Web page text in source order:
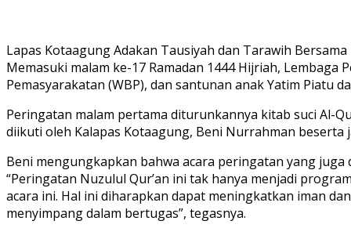
Lapas Kotaagung Adakan Tausiyah dan Tarawih Bersama
Memasuki malam ke-17 Ramadan 1444 Hijriah,
Pemasyarakatan (WBP), dan santunan anak Yatim Piatu
Peringatan malam pertama diturunkannya kitab suci Al-
diikuti oleh Kalapas Kotaagung, Beni Nurrahman
Beni mengungkapkan bahwa acara peringatan yang
“Peringatan Nuzulul Qur’an ini tak hanya menjadi
acara ini. Hal ini diharapkan dapat meningkatkan iman
menyimpang dalam bertugas”, tegasnya.